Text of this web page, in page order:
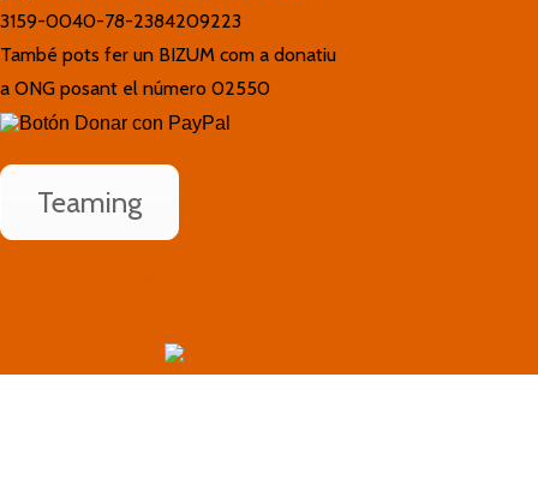
3159-0040-78-2384209223
També pots fer un BIZUM com a donatiu
a ONG posant el número 02550
Teaming